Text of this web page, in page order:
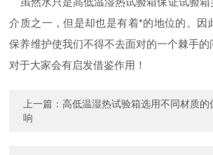
介质之一，但是却也是有着*的地位的。因
保养维护使我们不得不去面对的一个棘手
对于大家会有启发借鉴作用！
上一篇：高低温湿热试验箱选用不同材质
响